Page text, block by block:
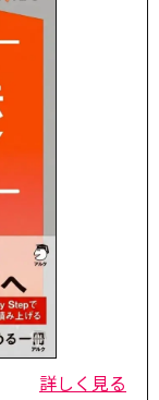
詳しく見る